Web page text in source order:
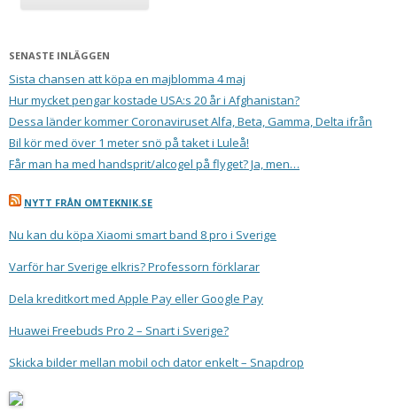
SENASTE INLÄGGEN
Sista chansen att köpa en majblomma 4 maj
Hur mycket pengar kostade USA:s 20 år i Afghanistan?
Dessa länder kommer Coronaviruset Alfa, Beta, Gamma, Delta ifrån
Bil kör med över 1 meter snö på taket i Luleå!
Får man ha med handsprit/alcogel på flyget? Ja, men…
NYTT FRÅN OMTEKNIK.SE
Nu kan du köpa Xiaomi smart band 8 pro i Sverige
Varför har Sverige elkris? Professorn förklarar
Dela kreditkort med Apple Pay eller Google Pay
Huawei Freebuds Pro 2 – Snart i Sverige?
Skicka bilder mellan mobil och dator enkelt – Snapdrop